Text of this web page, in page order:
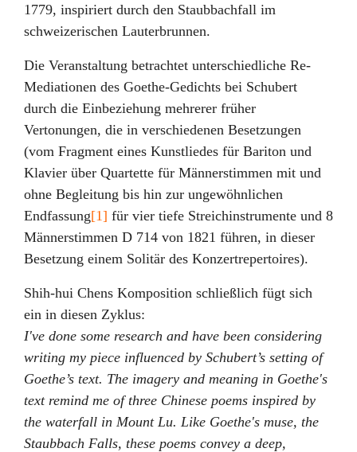
1779, inspiriert durch den Staubbachfall im
schweizerischen Lauterbrunnen.
Die Veranstaltung betrachtet unterschiedliche Re-
Mediationen des Goethe-Gedichts bei Schubert
durch die Einbeziehung mehrerer früher
Vertonungen, die in verschiedenen Besetzungen
(vom Fragment eines Kunstliedes für Bariton und
Klavier über Quartette für Männerstimmen mit und
ohne Begleitung bis hin zur ungewöhnlichen
Endfassung[1] für vier tiefe Streichinstrumente und 8
Männerstimmen D 714 von 1821 führen, in dieser
Besetzung einem Solitär des Konzertrepertoires).
Shih-hui Chens Komposition schließlich fügt sich
ein in diesen Zyklus:
I've done some research and have been considering
writing my piece influenced by Schubert’s setting of
Goethe’s text. The imagery and meaning in Goethe's
text remind me of three Chinese poems inspired by
the waterfall in Mount Lu. Like Goethe's muse, the
Staubbach Falls, these poems convey a deep,